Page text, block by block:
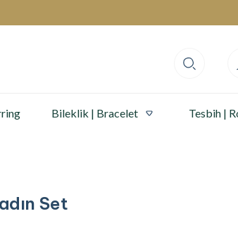
Bileklik | Bracelet Tesbih |
Set